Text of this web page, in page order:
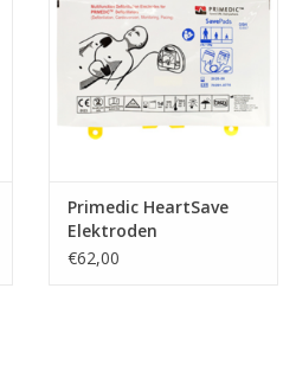
Primedic HeartSave
Elektroden
€62,00